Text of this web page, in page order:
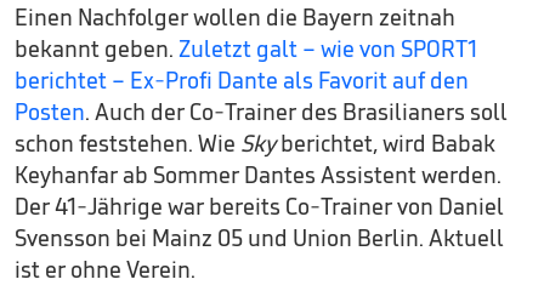
Einen Nachfolger wollen die Bayern zeitnah
bekannt geben. Zuletzt galt – wie von SPORT1
berichtet – Ex-Profi Dante als Favorit auf den
Posten. Auch der Co-Trainer des Brasilianers soll
schon feststehen. Wie Skyberichtet, wird Babak
Keyhanfar ab Sommer Dantes Assistent werden.
Der 41-Jährige war bereits Co-Trainer von Daniel
Svensson bei Mainz 05 und Union Berlin. Aktuell
ist er ohne Verein.